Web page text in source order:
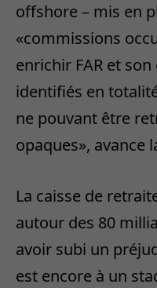
offshore – mis en
«commissions
enrichir FAR et
identifiés en
ne pouvant être
opaques», avance
La caisse de
autour des 80
avoir subi un
est encore à un